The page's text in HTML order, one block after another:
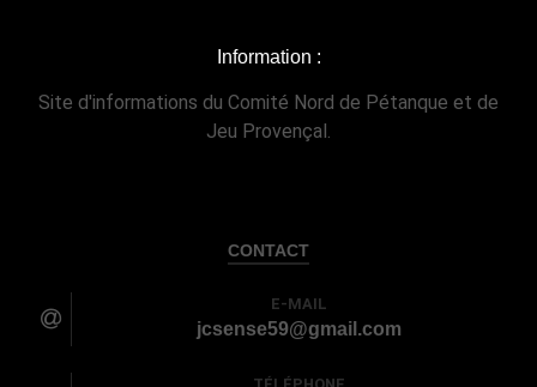
Information :
Site d'informations du Comité Nord de Pétanque et de
Jeu Provençal.
CONTACT
E-MAIL
jcsense59@gmail.com